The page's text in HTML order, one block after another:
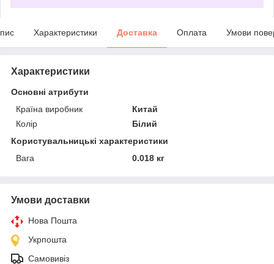
Характеристики Доставка Оплата Умови
Характеристики
Основні атрибути
Країна виробник
Китай
Колір
Білий
Користувальницькі характеристики
Вага
0.018 кг
Умови доставки
Нова Пошта
Укрпошта
Самовивіз